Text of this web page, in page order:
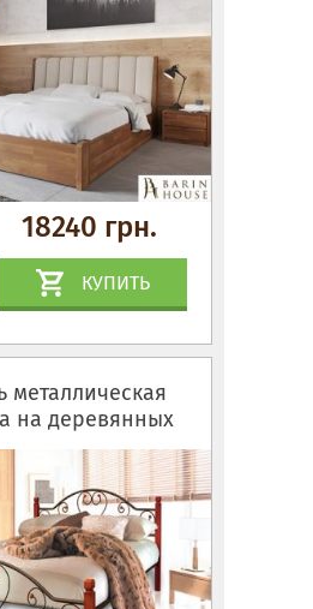
18240 грн.
КУПИТЬ
металлическая
на деревянных
ножках